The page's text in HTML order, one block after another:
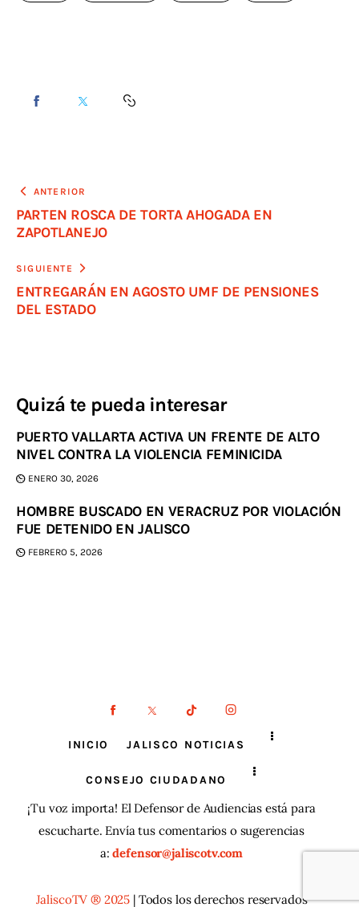
ANTERIOR
PARTEN ROSCA DE TORTA AHOGADA EN
ZAPOTLANEJO
SIGUIENTE
ENTREGARÁN EN AGOSTO UMF DE PENSIONES
DEL ESTADO
Quizá te pueda interesar
PUERTO VALLARTA ACTIVA UN FRENTE DE ALTO
NIVEL CONTRA LA VIOLENCIA FEMINICIDA
ENERO 30, 2026
HOMBRE BUSCADO EN VERACRUZ POR VIOLACIÓN
FUE DETENIDO EN JALISCO
FEBRERO 5, 2026
INICIO JALISCO NOTICIAS
CONSEJO CIUDADANO
¡Tu voz importa! El Defensor de Audiencias está para
escucharte. Envía tus comentarios o sugerencias
a:defensor@jaliscotv.com
JaliscoTV ® 2025 | Todos los derechos reservados